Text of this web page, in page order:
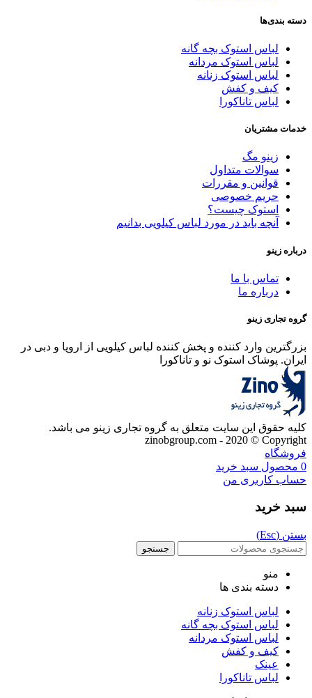
دسته بندی‌ها
لباس استوک بچه گانه
لباس استوک مردانه
لباس استوک زنانه
کیف و کفش
لباس تاناکورا
خدمات مشتریان
زینو مگ
سوالات متداول
قوانین و مقررات
حریم خصوصی
استوک چیست؟
آنچه باید در مورد لباس کیلویی بدانیم
درباره زینو
تماس با ما
درباره ما
گروه تجاری زینو
بزرگترین وارد کننده و پخش کننده لباس کیلویی از اروپا و دبی در
ایران. پوشاک استوک نو و تاناکورا
کلیه حقوق این سایت متعلق به گروه تجاری زینو می باشد.
zinobgroup.com - 2020 © Copyright
فروشگاه
0 محصول سبد خرید
حساب کاربری من
سبد خرید
بستن (Esc)
جستجو
منو
دسته بندی ها
لباس استوک زنانه
لباس استوک بچه گانه
لباس استوک مردانه
کیف و کفش
عینک
لباس تاناکورا